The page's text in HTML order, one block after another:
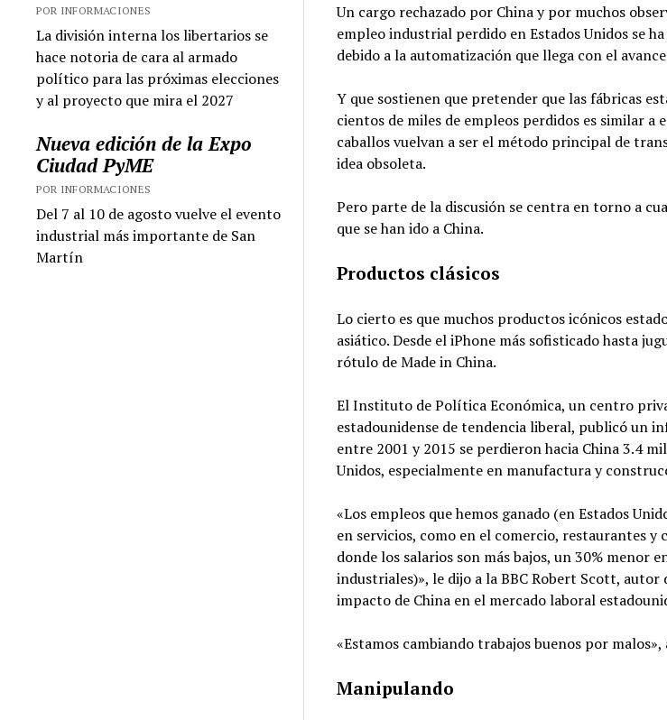
POR INFORMACIONES
La división interna los libertarios se
hace notoria de cara al armado
político para las próximas elecciones
y al proyecto que mira el 2027
Nueva edición de la Expo
Ciudad PyME
POR INFORMACIONES
Del 7 al 10 de agosto vuelve el evento
industrial más importante de San
Martín
Un cargo rechazado por China y por muchos
empleo industrial perdido en Estados Unidos se
debido a la automatización que llega con el
Y que sostienen que pretender que las fábricas
cientos de miles de empleos perdidos es similar a
caballos vuelvan a ser el método principal de
idea obsoleta.
Pero parte de la discusión se centra en torno a
que se han ido a China.
Productos clásicos
Lo cierto es que muchos productos icónicos
asiático. Desde el iPhone más sofisticado hasta
rótulo de Made in China.
El Instituto de Política Económica, un centro
estadounidense de tendencia liberal, publicó un
entre 2001 y 2015 se perdieron hacia China 3.4
Unidos, especialmente en manufactura y
«Los empleos que hemos ganado (en Estados
en servicios, como en el comercio, restaurantes y
donde los salarios son más bajos, un 30% menor
industriales)», le dijo a la BBC Robert Scott, autor
impacto de China en el mercado laboral
«Estamos cambiando trabajos buenos por malos»,
Manipulando